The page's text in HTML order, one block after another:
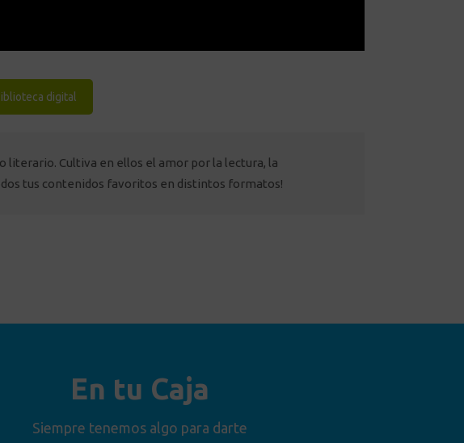
digital
literario. Cultiva en ellos el amor por la lectura, la
tus contenidos favoritos en distintos formatos!
En tu Caja
Siempre tenemos algo para darte